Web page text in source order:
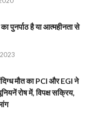
पुनर्पाठ है या आत्महीनता से
मौत का PCI और EGI ने
रोष में, विपक्ष सक्रिय,